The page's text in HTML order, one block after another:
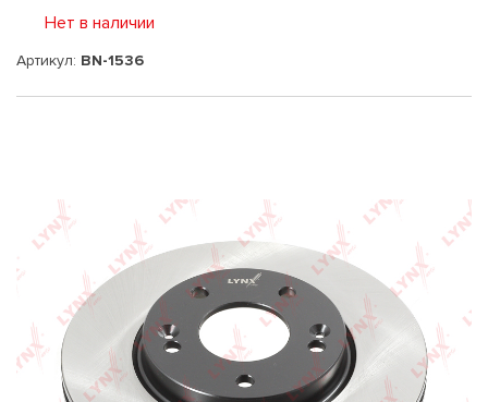
Нет в наличии
Артикул: BN-1536